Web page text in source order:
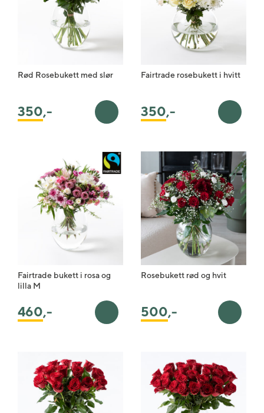
Rød Rosebukett med slør
350,- Legg i handlekurv
Fairtrade rosebukett i hvitt
350,- Legg i
Fairtrade bukett i rosa og
lilla M
460,- Legg i handlekurv
Rosebukett rød og hvit
500,- Legg i